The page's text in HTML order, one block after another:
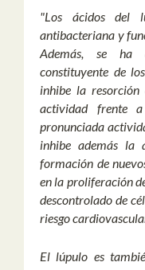
"Los ácidos del
antibacteriana y
Además, se ha
constituyente de
inhibe la
actividad frente
pronunciada
inhibe además la
formación de
en la proliferación
descontrolado de
riesgo
El lúpulo es